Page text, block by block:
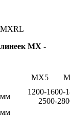
MX -
MX5
мм
1200-1600-
2500-
мм